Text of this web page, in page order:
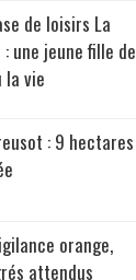
de loisirs La
une jeune fille de
la vie
: 9 hectares
orange,
attendus